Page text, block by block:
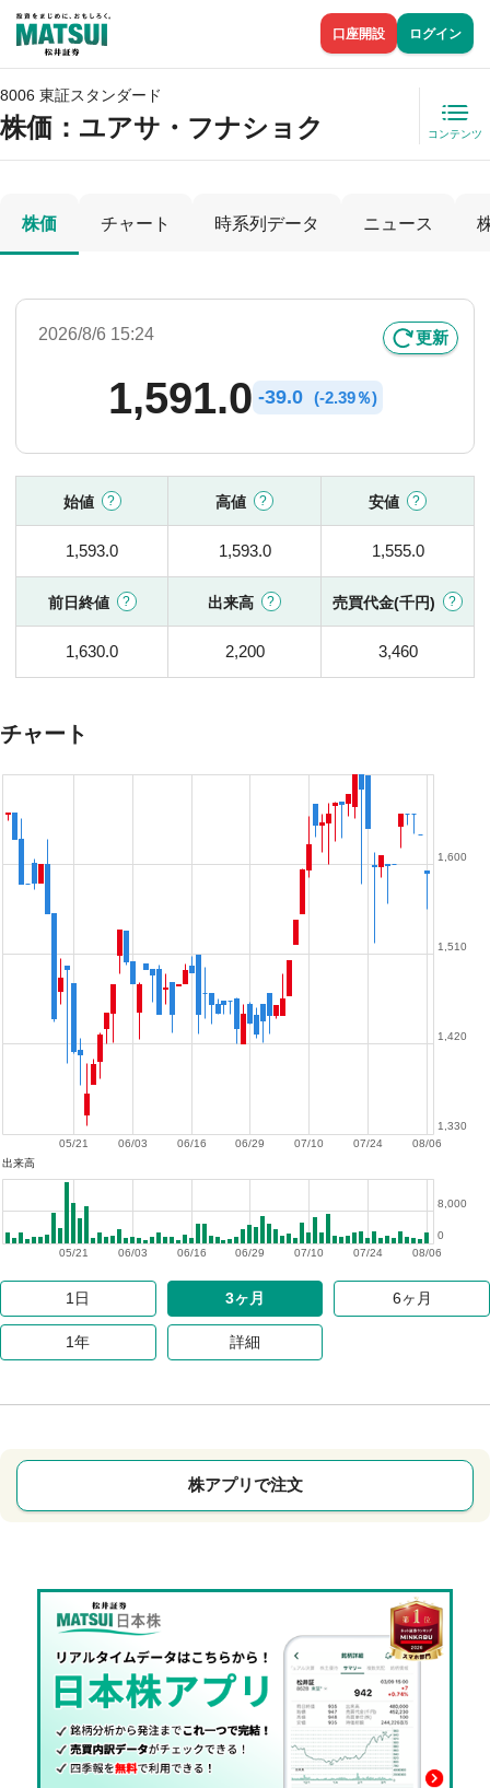
口座開設 ログイン
8006 東証スタンダード
株価 ：ユアサ・フナショク コンテンツ
株価 チャート 時系列データ ニュース
2026/8/6 15:24 更新
1,591.0 -39.0 (-2.39％)
始値 高値 安値
1,593.0 1,593.0 1,555.0
前日終値 出来高 売買代金(千円)
1,630.0 2,200 3,460
チャート
08/06
07/24
07/10
06/29
06/16
06/03
05/21
1,330
1,420
1,510
1,600
出来高
08/06
07/24
07/10
06/29
06/16
06/03
05/21
0
8,000
1日 3ヶ月 6ヶ月
1年 詳細
株アプリで注文